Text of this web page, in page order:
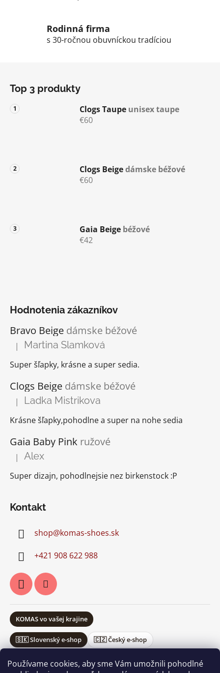
Používame cookies, aby sme Vám umožnili pohodlné
v
k
u
Rodinná firma
s 30-ročnou obuvníckou tradíciou
Top 3 produkty
Clogs Taupe unisex taupe
€60
Clogs Beigedámske béžové
€60
Gaia Beige béžové
€42
Hodnotenia zákazníkov
Bravo Beige dámske béžové
Hodnotenie produktu je 5 z 5 hviezdičiek.
| Martina Slamková
Super šľapky, krásne a super sedia.
Clogs Beige dámske béžové
Hodnotenie produktu je 5 z 5 hviezdičiek.
| Ladka Mistrikova
Krásne šľapky,pohodlne a super na nohe sedia
Gaia Baby Pink ružové
Hodnotenie produktu je 5 z 5 hviezdičiek.
| Alex
Super dizajn, pohodlnejsie nez birkenstock :P
Kontakt
shop@komas-shoes.sk
+421 908 622 988
KOMAS vo vašej krajine
🇸🇰 Slovenský e-shop 🇨🇿 Český e-shop